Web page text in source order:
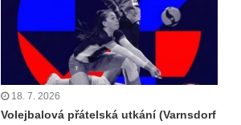
18. 7. 2026
Volejbalová přátelská utkání (Varnsdorf